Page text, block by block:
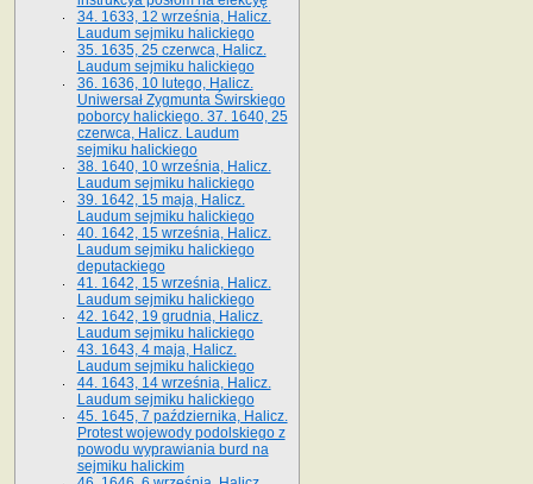
34. 1633, 12 września, Halicz.
Laudum sejmiku halickiego
35. 1635, 25 czerwca, Halicz.
Laudum sejmiku halickiego
36. 1636, 10 lutego, Halicz.
Uniwersał Zygmunta Świrskiego
poborcy halickiego. 37. 1640, 25
czerwca, Halicz. Laudum
sejmiku halickiego
38. 1640, 10 września, Halicz.
Laudum sejmiku halickiego
39. 1642, 15 maja, Halicz.
Laudum sejmiku halickiego
40. 1642, 15 września, Halicz.
Laudum sejmiku halickiego
deputackiego
41. 1642, 15 września, Halicz.
Laudum sejmiku halickiego
42. 1642, 19 grudnia, Halicz.
Laudum sejmiku halickiego
43. 1643, 4 maja, Halicz.
Laudum sejmiku halickiego
44. 1643, 14 września, Halicz.
Laudum sejmiku halickiego
45. 1645, 7 października, Halicz.
Protest wojewody podolskiego z
powodu wyprawiania burd na
sejmiku halickim